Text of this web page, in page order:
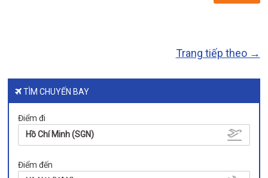
Trang tiếp theo →
TÌM CHUYẾN BAY
Điểm đi
Hồ Chí Minh (SGN)
Điểm đến